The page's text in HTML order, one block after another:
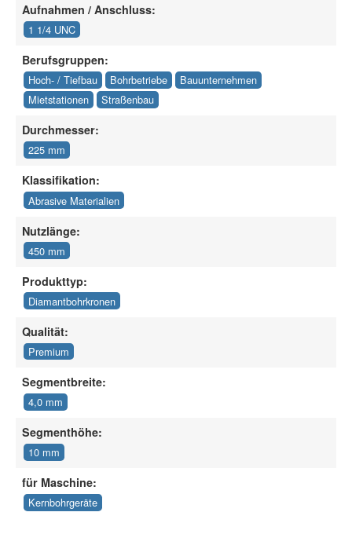
Aufnahmen / Anschluss:
1 1/4 UNC
Berufsgruppen:
Hoch- / Tiefbau Bohrbetriebe
Bauunternehmen
Mietstationen
Straßenbau
Durchmesser:
225 mm
Klassifikation:
Abrasive Materialien
Nutzlänge:
450 mm
Produkttyp:
Diamantbohrkronen
Qualität:
Premium
Segmentbreite:
4,0 mm
Segmenthöhe:
10 mm
für Maschine:
Kernbohrgeräte